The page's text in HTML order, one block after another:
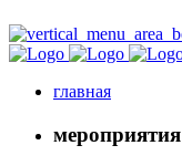
главная
мероприятия